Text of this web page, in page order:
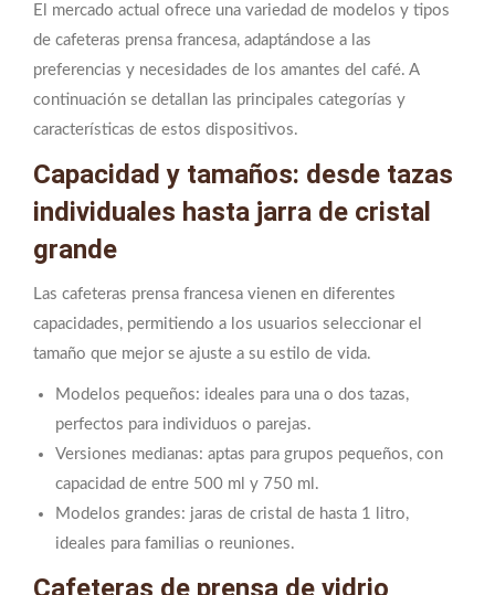
El mercado actual ofrece una variedad de modelos y tipos
de cafeteras prensa francesa, adaptándose a las
preferencias y necesidades de los amantes del café. A
continuación se detallan las principales categorías y
características de estos dispositivos.
Capacidad y tamaños: desde tazas
individuales hasta jarra de cristal
grande
Las cafeteras prensa francesa vienen en diferentes
capacidades, permitiendo a los usuarios seleccionar el
tamaño que mejor se ajuste a su estilo de vida.
Modelos pequeños: ideales para una o dos tazas,
perfectos para individuos o parejas.
Versiones medianas: aptas para grupos pequeños, con
capacidad de entre 500 ml y 750 ml.
Modelos grandes: jaras de cristal de hasta 1 litro,
ideales para familias o reuniones.
Cafeteras de prensa de vidrio